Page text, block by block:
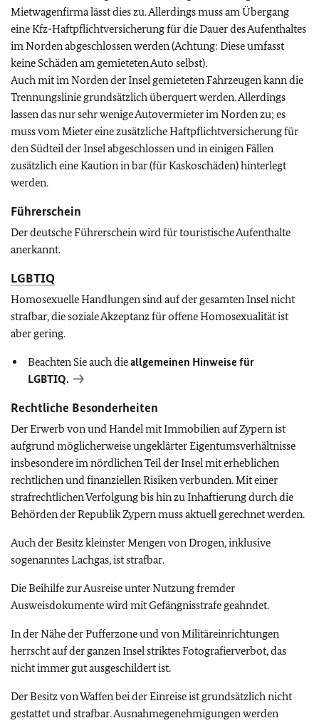
Mietwagenfirma lässt dies zu. Allerdings muss am Übergang
eine Kfz-Haftpflichtversicherung für die Dauer des Aufenthaltes
im Norden abgeschlossen werden (Achtung: Diese umfasst
keine Schäden am gemieteten Auto selbst).
Auch mit im Norden der Insel gemieteten Fahrzeugen kann die
Trennungslinie grundsätzlich überquert werden. Allerdings
lassen das nur sehr wenige Autovermieter im Norden zu; es
muss vom Mieter eine zusätzliche Haftpflichtversicherung für
den Südteil der Insel abgeschlossen und in einigen Fällen
zusätzlich eine Kaution in bar (für Kaskoschäden) hinterlegt
werden.
Führerschein
Der deutsche Führerschein wird für touristische Aufenthalte
anerkannt.
LGBTIQ
Homosexuelle Handlungen sind auf der gesamten Insel nicht
strafbar, die soziale Akzeptanz für offene Homosexualität ist
aber gering.
Beachten Sie auch dieallgemeinen Hinweise für
LGBTIQ.
Rechtliche Besonderheiten
Der Erwerb von und Handel mit Immobilien auf Zypern ist
aufgrund möglicherweise ungeklärter Eigentumsverhältnisse
insbesondere im nördlichen Teil der Insel mit erheblichen
rechtlichen und finanziellen Risiken verbunden. Mit einer
strafrechtlichen Verfolgung bis hin zu Inhaftierung durch die
Behörden der Republik Zypern muss aktuell gerechnet werden.
Auch der Besitz kleinster Mengen von Drogen, inklusive
sogenanntes Lachgas, ist strafbar.
Die Beihilfe zur Ausreise unter Nutzung fremder
Ausweisdokumente wird mit Gefängnisstrafe geahndet.
In der Nähe der Pufferzone und von Militäreinrichtungen
herrscht auf der ganzen Insel striktes Fotografierverbot, das
nicht immer gut ausgeschildert ist.
Der Besitz von Waffen bei der Einreise ist grundsätzlich nicht
gestattet und strafbar. Ausnahmegenehmigungen werden